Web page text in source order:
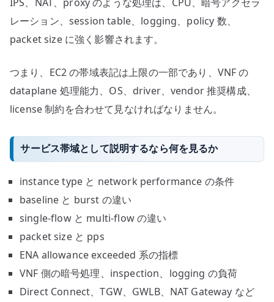
レーション、session table、logging、policy 数、
packet size に強く影響されます。
つまり、EC2 の帯域表記は上限の一部であり、VNF の
dataplane 処理能力、OS、driver、vendor 推奨構成、
license 制約を合わせて見なければなりません。
サービス帯域として説明するなら何を見るか
instance type と network performance の条件
baseline と burst の違い
single-flow と multi-flow の違い
packet size と pps
ENA allowance exceeded 系の指標
VNF 側の暗号処理、inspection、logging の負荷
Direct Connect、TGW、GWLB、NAT Gateway など